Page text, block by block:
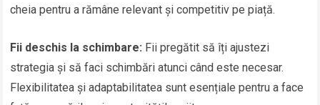
cheia pentru a rămâne relevant și competitiv pe piață.
Fii deschis la schimbare: Fii pregătit să îți ajustezi
strategia și să faci schimbări atunci când este necesar.
Flexibilitatea și adaptabilitatea sunt esențiale pentru a face